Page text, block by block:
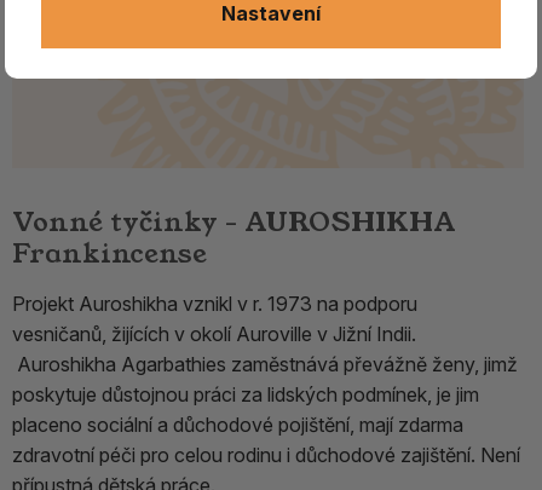
Vonné tyčinky - AUROSHIKHA
Frankincense
Projekt Auroshikha vznikl v r. 1973 na podporu
vesničanů, žijících v okolí Auroville v Jižní Indii.
Auroshikha Agarbathies zaměstnává převážně ženy, jimž
poskytuje důstojnou práci za lidských podmínek, je jim
placeno sociální a důchodové pojištění, mají zdarma
zdravotní péči pro celou rodinu i důchodové zajištění. Není
Nastavení